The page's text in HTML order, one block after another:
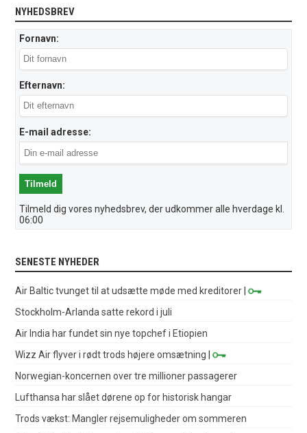
NYHEDSBREV
Fornavn:
Efternavn:
E-mail adresse:
Tilmeld dig vores nyhedsbrev, der udkommer alle hverdage kl.
06:00
SENESTE NYHEDER
Air Baltic tvunget til at udsætte møde med kreditorer |
Stockholm-Arlanda satte rekord i juli
Air India har fundet sin nye topchef i Etiopien
Wizz Air flyver i rødt trods højere omsætning |
Norwegian-koncernen over tre millioner passagerer
Lufthansa har slået dørene op for historisk hangar
Trods vækst: Mangler rejsemuligheder om sommeren